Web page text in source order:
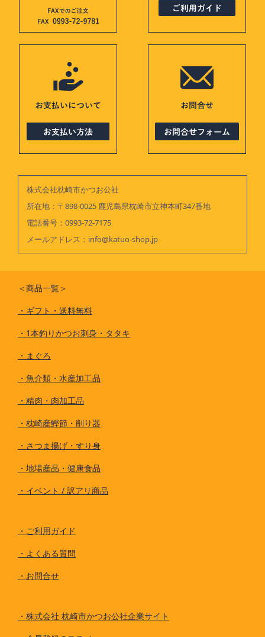
株式会社枕崎市かつお公社
所在地：〒898-0025 鹿児島県枕崎市立神本町347番地
電話番号： 0993-72-7175
メールアドレス： info@katuo-shop.jp
＜商品一覧＞
・ ギフト・送料無料
・ 1本釣りかつお刺身・タタキ
・ まぐろ
・ 魚介類・水産加工品
・ 精肉・肉加工品
・ 枕崎産鰹節・削り器
・ さつま揚げ・すり身
・ 地場産品・健康食品
・ イベント / 訳アリ商品
・ ご利用ガイド
・ よくある質問
・ お問合せ
・ 株式会社 枕崎市かつお公社企業サイト